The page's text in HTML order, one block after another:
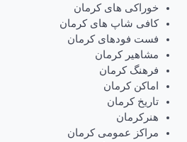
خوراکی های کرمان
کافی شاپ های کرمان
فست فودهای کرمان
مشاهیر کرمان
فرهنگ کرمان
اماکن کرمان
تاریخ کرمان
هنرکرمان
مراکز عمومی کرمان